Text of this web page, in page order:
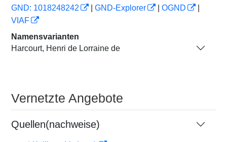
GND: 1018248242
GND-Explorer OGND
VIAF
Namensvarianten
Harcourt, Henri de Lorraine de
Vernetzte Angebote
Quellen(nachweise)